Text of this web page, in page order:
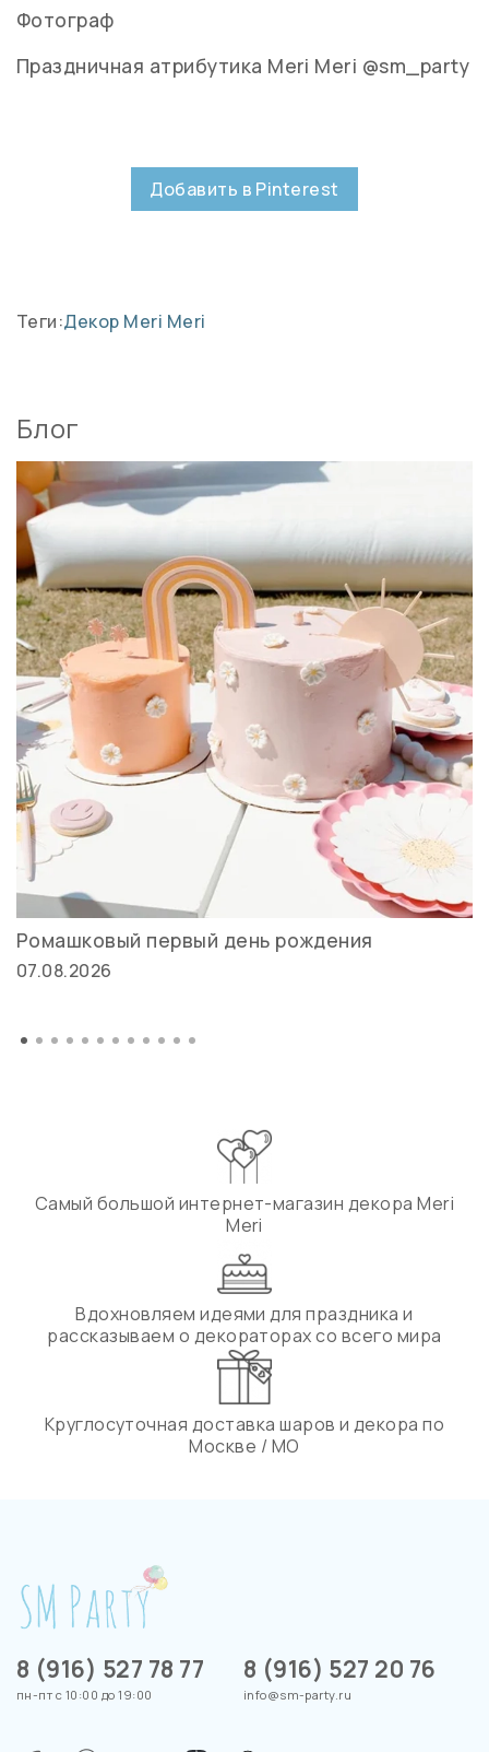
Фотограф
Праздничная атрибутика Meri Meri @sm_party
Добавить в Pinterest
Теги:Декор Meri Meri
Блог
Ромашковый первый день рождения
07.08.2026
Самый большой интернет-магазин декора Meri
Meri
Вдохновляем идеями для праздника и
рассказываем о декораторах со всего мира
Круглосуточная доставка шаров и декора по
Москве / МО
8 (916) 527 78 77
пн-пт с 10:00 до 19:00
8 (916) 527 20 76
info@sm-party.ru